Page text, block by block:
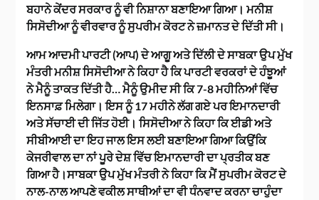
ਬਹਾਨੇ ਕੇਂਦਰ ਸਰਕਾਰ ਨੂੰ ਵੀ ਨਿਸ਼ਾਨਾ ਬਣਾਇਆ ਗਿਆ। ਮਨੀਸ਼
ਸਿਸੋਦੀਆ ਨੂੰ ਵੀਰਵਾਰ ਨੂੰ ਸੁਪਰੀਮ ਕੋਰਟ ਨੇ ਜ਼ਮਾਨਤ ਦੇ ਦਿੱਤੀ ਸੀ।
ਆਮ ਆਦਮੀ ਪਾਰਟੀ (ਆਪ) ਦੇ ਆਗੂ ਅਤੇ ਦਿੱਲੀ ਦੇ ਸਾਬਕਾ ਉਪ ਮੁੱਖ
ਮੰਤਰੀ ਮਨੀਸ਼ ਸਿਸੋਦੀਆ ਨੇ ਕਿਹਾ ਹੈ ਕਿ ਪਾਰਟੀ ਵਰਕਰਾਂ ਦੇ ਹੰਝੂਆਂ
ਨੇ ਮੈਨੂੰ ਤਾਕਤ ਦਿੱਤੀ ਹੈ… ਮੈਨੂੰ ਉਮੀਦ ਸੀ ਕਿ 7-8 ਮਹੀਨਿਆਂ ਵਿੱਚ
ਇਨਸਾਫ਼ ਮਿਲੇਗਾ। ਇਸ ਨੂੰ 17 ਮਹੀਨੇ ਲੱਗ ਗਏ ਪਰ ਇਮਾਨਦਾਰੀ
ਅਤੇ ਸੱਚਾਈ ਦੀ ਜਿੱਤ ਹੋਈ। ਸਿਸੋਦੀਆ ਨੇ ਕਿਹਾ ਕਿ ਈਡੀ ਅਤੇ
ਸੀਬੀਆਈ ਦਾ ਇਹ ਜਾਲ ਇਸ ਲਈ ਬਣਾਇਆ ਗਿਆ ਕਿਉਂਕਿ
ਕੇਜਰੀਵਾਲ ਦਾ ਨਾਂ ਪੂਰੇ ਦੇਸ਼ ਵਿੱਚ ਇਮਾਨਦਾਰੀ ਦਾ ਪ੍ਰਤੀਕ ਬਣ
ਗਿਆ ਹੈ।ਸਾਬਕਾ ਉਪ ਮੁੱਖ ਮੰਤਰੀ ਨੇ ਕਿਹਾ ਕਿ ਮੈਂ ਸੁਪਰੀਮ ਕੋਰਟ ਦੇ
ਨਾਲ-ਨਾਲ ਆਪਣੇ ਵਕੀਲ ਸਾਥੀਆਂ ਦਾ ਵੀ ਧੰਨਵਾਦ ਕਰਨਾ ਚਾਹੁੰਦਾ